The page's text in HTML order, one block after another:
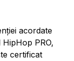
acordate
PRO,
certificat